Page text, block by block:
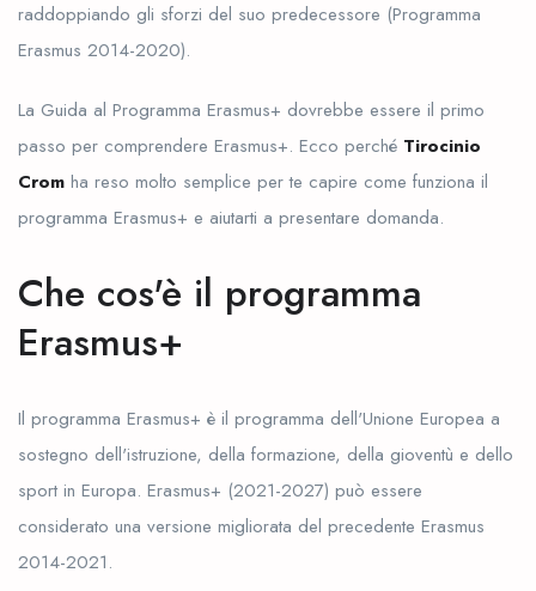
raddoppiando gli sforzi del suo predecessore (Programma
Erasmus 2014-2020).
La Guida al Programma Erasmus+ dovrebbe essere il primo
passo per comprendere Erasmus+. Ecco perché Tirocinio
Crom ha reso molto semplice per te capire come funziona il
programma Erasmus+ e aiutarti a presentare domanda.
Che cos'è il programma
Erasmus+
Il programma Erasmus+ è il programma dell'Unione Europea a
sostegno dell'istruzione, della formazione, della gioventù e dello
sport in Europa. Erasmus+ (2021-2027) può essere
considerato una versione migliorata del precedente Erasmus
2014-2021.